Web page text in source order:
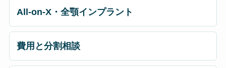
All-on-X・全顎インプラント
費用と分割相談